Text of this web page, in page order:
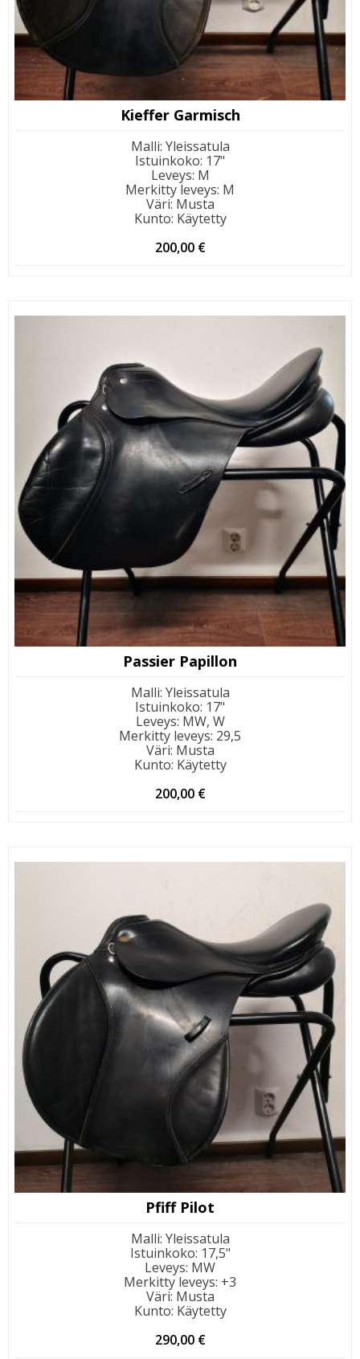
Kieffer Garmisch
Malli: Yleissatula
Istuinkoko: 17"
Leveys: M
Merkitty leveys: M
Väri: Musta
Kunto: Käytetty
200,00 €
Passier Papillon
Malli: Yleissatula
Istuinkoko: 17"
Leveys: MW, W
Merkitty leveys: 29,5
Väri: Musta
Kunto: Käytetty
200,00 €
Pfiff Pilot
Malli: Yleissatula
Istuinkoko: 17,5"
Leveys: MW
Merkitty leveys: +3
Väri: Musta
Kunto: Käytetty
290,00 €